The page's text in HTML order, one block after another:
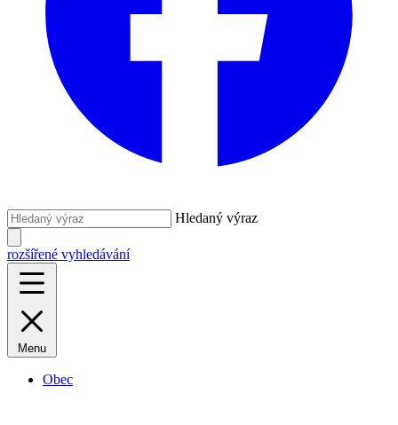
Hledaný výraz
rozšířené vyhledávání
Menu
Obec